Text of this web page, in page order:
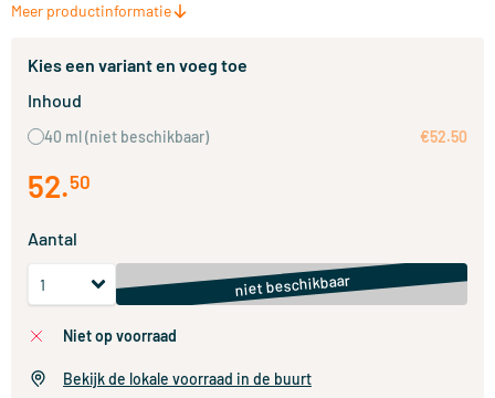
Meer productinformatie
Kies een variant en voeg toe
Inhoud
40 ml(niet beschikbaar) €52.50
52.50
Aantal
niet beschikbaar
niet op voorraad
Bekijk de lokale voorraad in de buurt